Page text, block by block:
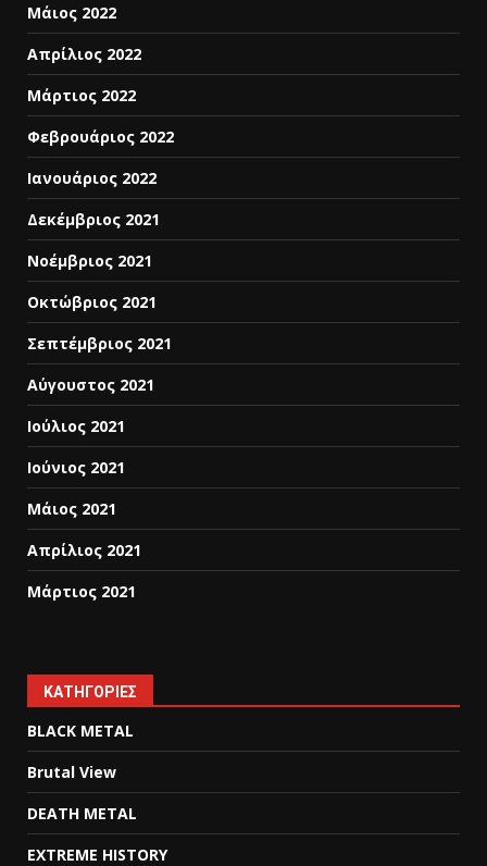
Μάιος 2022
Απρίλιος 2022
Μάρτιος 2022
Φεβρουάριος 2022
Ιανουάριος 2022
Δεκέμβριος 2021
Νοέμβριος 2021
Οκτώβριος 2021
Σεπτέμβριος 2021
Αύγουστος 2021
Ιούλιος 2021
Ιούνιος 2021
Μάιος 2021
Απρίλιος 2021
Μάρτιος 2021
KΑΤΗΓΟΡΊΕΣ
BLACK METAL
Brutal View
DEATH METAL
EXTREME HISTORY